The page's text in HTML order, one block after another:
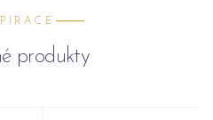
produkty